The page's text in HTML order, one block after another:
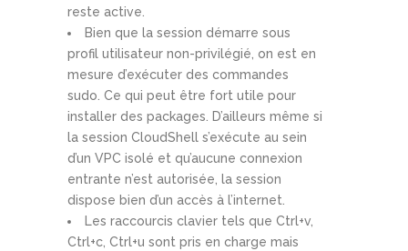
reste active.
Bien que la session démarre sous
profil utilisateur non-privilégié, on est en
mesure d’exécuter des commandes
sudo. Ce qui peut être fort utile pour
installer des packages. D’ailleurs même si
la session CloudShell s’exécute au sein
d’un VPC isolé et qu’aucune connexion
entrante n’est autorisée, la session
dispose bien d’un accès à l’internet.
Les raccourcis clavier tels que Ctrl+v,
Ctrl+c, Ctrl+u sont pris en charge mais